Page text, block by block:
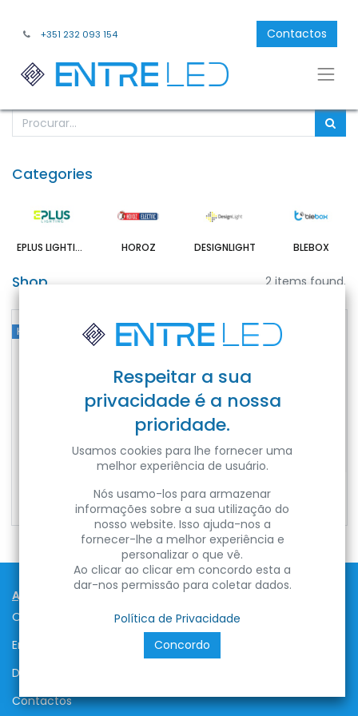
+351 232 093 154 Contactos
Categories
EPLUS LIGHTING HOROZ DESIGNLIGHT BLEBOX
Shop 2 items found.
CARNAVAL-ROLL 100M BL E27 1.5MM2 220V STRING LIGHT
8680985596099
Horoz Portugal
Ref: 8680985557991
Horoz Portugal
Ajuda
Obter Ajuda
Envios e Entregas
Devoluções
Contactos
Respeitar a sua
privacidade é a nossa
prioridade.
Usamos cookies para lhe fornecer uma
melhor experiência de usuário.
Nós usamo-los para armazenar
informações sobre a sua utilização do
nosso website. Isso ajuda-nos a
fornecer-lhe a melhor experiência e
personalizar o que vê.
Ao clicar ao clicar em concordo esta a
dar-nos permissão para coletar dados.
Política de Privacidade
Concordo